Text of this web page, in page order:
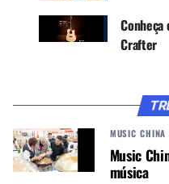
Conheça
Crafter
MUSIC CHINA
Music
música